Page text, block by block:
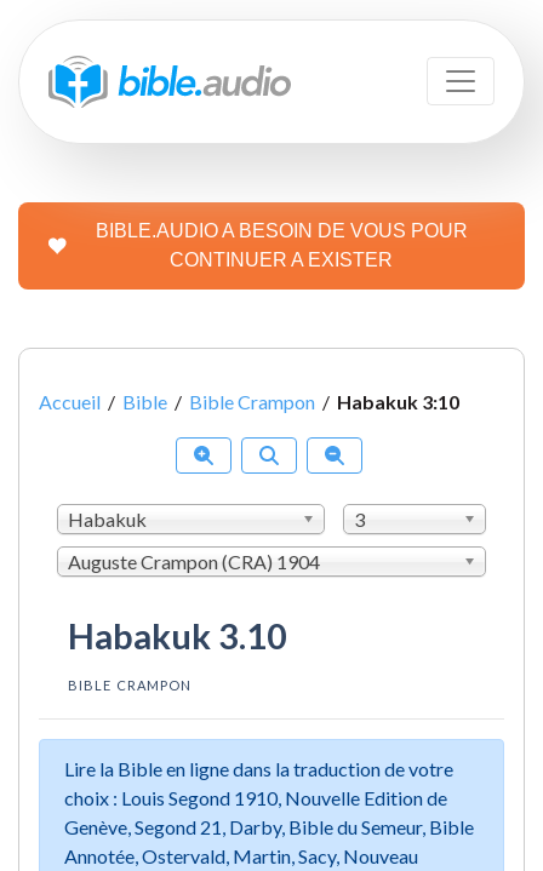
BIBLE.AUDIO A BESOIN DE VOUS POUR
CONTINUER A EXISTER
Accueil / Bible / Bible Crampon / Habakuk 3:10
Habakuk
3
Auguste Crampon (CRA) 1904
Habakuk 3.10
BIBLE CRAMPON
Lire la Bible en ligne dans la traduction de votre
choix : Louis Segond 1910, Nouvelle Edition de
Genève, Segond 21, Darby, Bible du Semeur, Bible
Annotée, Ostervald, Martin, Sacy, Nouveau